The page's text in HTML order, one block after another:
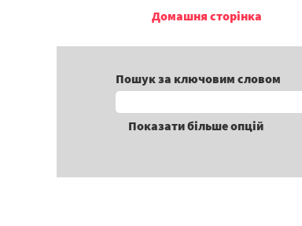
Домашня сторінка
Пошук за ключовим словом
Показати більше опцій